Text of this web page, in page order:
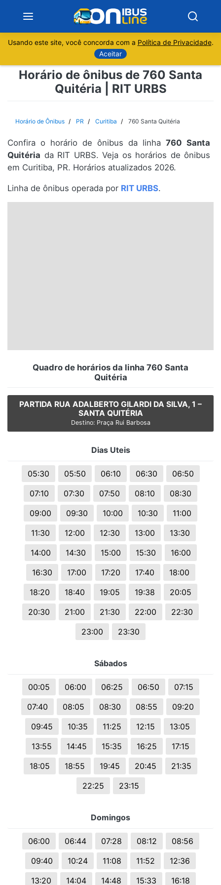
Sobre
Rio de Janeiro
Usando este site, você concorda com a Política de Privacidade.
Aceitar
Horário de ônibus de 760 Santa
Quitéria | RIT URBS
Horário de Ônibus PR Curitiba 760 Santa Quitéria
Confira o horário de ônibus da linha 760 Santa
Quitéria da RIT URBS. Veja os horários de ônibus
em Curitiba, PR. Horários atualizados 2026.
Linha de ônibus operada por RIT URBS.
Quadro de horários da linha 760 Santa
Quitéria
PARTIDA RUA ADALBERTO GILARDI DA SILVA, 1 –
SANTA QUITÉRIA
Destino: Praça Rui Barbosa
Dias Uteis
05:30 05:50 06:10 06:30
06:50
07:10
07:30 07:50 08:10
08:30
09:00
09:30 10:00 10:30
11:00
11:30
12:00 12:30 13:00
13:30
14:00
14:30 15:00 15:30
16:00
16:30
17:00 17:20 17:40
18:00
18:20
18:40 19:05 19:38
20:05
20:30
21:00 21:30 22:00
22:30
23:00
23:30
Sábados
00:05 06:00 06:25 06:50
07:15
07:40
08:05 08:30 08:55
09:20
09:45
10:35 11:25 12:15
13:05
13:55
14:45 15:35 16:25
17:15
18:05
18:55 19:45 20:45
21:35
22:25
23:15
Domingos
06:00 06:44 07:28 08:12
08:56
09:40
10:24 11:08 11:52
12:36
13:20
14:04 14:48 15:33 16:18